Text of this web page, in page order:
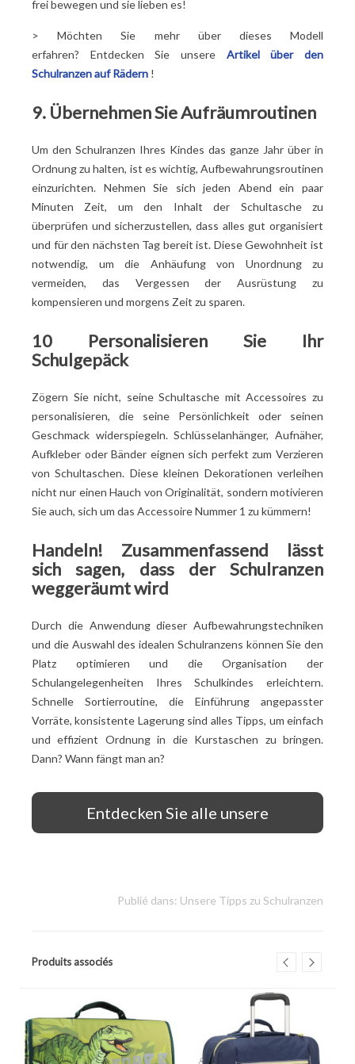
frei bewegen und sie lieben es!
> Möchten Sie mehr über dieses Modell
erfahren? Entdecken Sie unsere Artikel über den
Schulranzen auf Rädern !
9. Übernehmen Sie Aufräumroutinen
Um den Schulranzen Ihres Kindes das ganze Jahr über in
Ordnung zu halten, ist es wichtig, Aufbewahrungsroutinen
einzurichten. Nehmen Sie sich jeden Abend ein paar
Minuten Zeit, um den Inhalt der Schultasche zu
überprüfen und sicherzustellen, dass alles gut organisiert
und für den nächsten Tag bereit ist. Diese Gewohnheit ist
notwendig, um die Anhäufung von Unordnung zu
vermeiden, das Vergessen der Ausrüstung zu
kompensieren und morgens Zeit zu sparen.
10 Personalisieren Sie Ihr
Schulgepäck
Zögern Sie nicht, seine Schultasche mit Accessoires zu
personalisieren, die seine Persönlichkeit oder seinen
Geschmack widerspiegeln. Schlüsselanhänger, Aufnäher,
Aufkleber oder Bänder eignen sich perfekt zum Verzieren
von Schultaschen. Diese kleinen Dekorationen verleihen
nicht nur einen Hauch von Originalität, sondern motivieren
Sie auch, sich um das Accessoire Nummer 1 zu kümmern!
Handeln! Zusammenfassend lässt
sich sagen, dass der Schulranzen
weggeräumt wird
Durch die Anwendung dieser Aufbewahrungstechniken
und die Auswahl des idealen Schulranzens können Sie den
Platz optimieren und die Organisation der
Schulangelegenheiten Ihres Schulkindes erleichtern.
Schnelle Sortierroutine, die Einführung angepasster
Vorräte, konsistente Lagerung sind alles Tipps, um einfach
und effizient Ordnung in die Kurstaschen zu bringen.
Dann? Wann fängt man an?
Entdecken Sie alle unsere
Publié dans: Unsere Tipps zu Schulranzen
Produits associés